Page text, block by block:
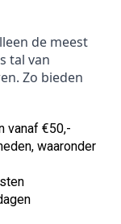
de meest
tal van
Zo bieden
vanaf €50,-
waaronder